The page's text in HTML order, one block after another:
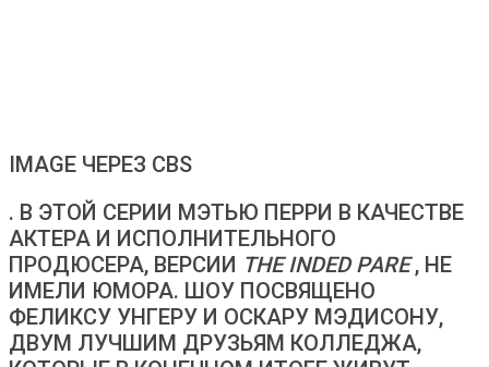
IMAGE ЧЕРЕЗ CBS
. В ЭТОЙ СЕРИИ МЭТЬЮ ПЕРРИ В КАЧЕСТВЕ
АКТЕРА И ИСПОЛНИТЕЛЬНОГО
ПРОДЮСЕРА, ВЕРСИИ THE INDED PARE, НЕ
ИМЕЛИ ЮМОРА. ШОУ ПОСВЯЩЕНО
ФЕЛИКСУ УНГЕРУ И ОСКАРУ МЭДИСОНУ,
ДВУМ ЛУЧШИМ ДРУЗЬЯМ КОЛЛЕДЖА,